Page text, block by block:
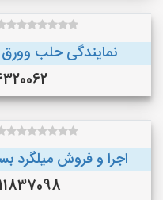
نمایندگی حلب
اجرا و فروش میلگرد
09111837098